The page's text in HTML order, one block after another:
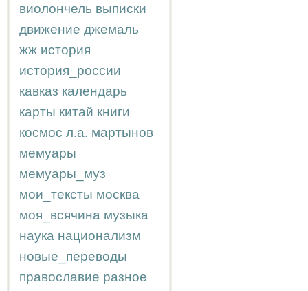
виолончель выписки
движение джемаль
жж история
история_россии
кавказ календарь
карты китай книги
космос л.а. мартынов
мемуары
мемуары_муз
мои_тексты москва
моя_всячина музыка
наука национализм
новые_переводы
православие разное